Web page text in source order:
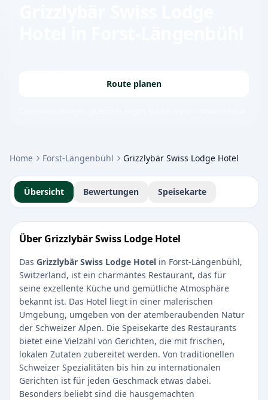
Route planen
Home Forst-Längenbühl Grizzlybär Swiss Lodge Hotel
Übersicht Bewertungen Speisekarte
Über Grizzlybär Swiss Lodge Hotel
Das Grizzlybär Swiss Lodge Hotel in Forst-Längenbühl,
Switzerland, ist ein charmantes Restaurant, das für
seine exzellente Küche und gemütliche Atmosphäre
bekannt ist. Das Hotel liegt in einer malerischen
Umgebung, umgeben von der atemberaubenden Natur
der Schweizer Alpen. Die Speisekarte des Restaurants
bietet eine Vielzahl von Gerichten, die mit frischen,
lokalen Zutaten zubereitet werden. Von traditionellen
Schweizer Spezialitäten bis hin zu internationalen
Gerichten ist für jeden Geschmack etwas dabei.
Besonders beliebt sind die hausgemachten